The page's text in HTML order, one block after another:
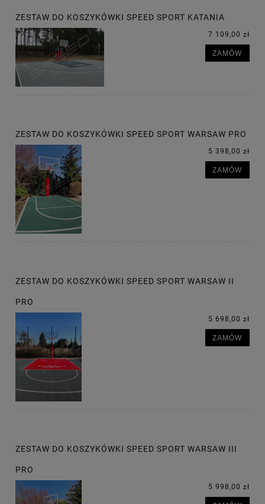
ZESTAW DO KOSZYKÓWKI SPEED SPORT KATANIA
7 109,00 zł
ZAMÓW
ZESTAW DO KOSZYKÓWKI SPEED SPORT WARSAW PRO
5 398,00 zł
ZAMÓW
ZESTAW DO KOSZYKÓWKI SPEED SPORT WARSAW II
PRO
5 698,00 zł
ZAMÓW
ZESTAW DO KOSZYKÓWKI SPEED SPORT WARSAW III
PRO
5 998,00 zł